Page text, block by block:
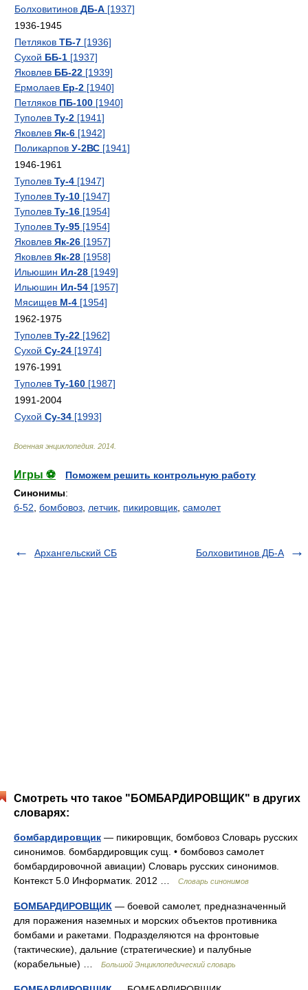
Болховитинов ДБ-А [1937]
1936-1945
Петляков ТБ-7 [1936]
Сухой ББ-1 [1937]
Яковлев ББ-22 [1939]
Ермолаев Ер-2 [1940]
Петляков ПБ-100 [1940]
Туполев Ту-2 [1941]
Яковлев Як-6 [1942]
Поликарпов У-2ВС [1941]
1946-1961
Туполев Ту-4 [1947]
Туполев Ту-10 [1947]
Туполев Ту-16 [1954]
Туполев Ту-95 [1954]
Яковлев Як-26 [1957]
Яковлев Як-28 [1958]
Ильюшин Ил-28 [1949]
Ильюшин Ил-54 [1957]
Мясищев М-4 [1954]
1962-1975
Туполев Ту-22 [1962]
Сухой Су-24 [1974]
1976-1991
Туполев Ту-160 [1987]
1991-2004
Сухой Су-34 [1993]
Военная энциклопедия 2014
Игры ⚽
Поможем решить контрольную работу
Синонимы:
б-52 бомбовоз летчик пикировщик самолет
Архангельский СБ Болховитинов ДБ-А
Смотреть что такое "БОМБАРДИРОВЩИК" в других
словарях:
бомбардировщик — пикировщик, бомбовоз Словарь русских
синонимов. бомбардировщик сущ. • бомбовоз самолет
бомбардировочной авиации) Словарь русских синонимов.
Контекст 5.0 Информатик. 2012 …
Словарь синонимов
БОМБАРДИРОВЩИК — боевой самолет, предназначенный
для поражения наземных и морских объектов противника
бомбами и ракетами. Подразделяются на фронтовые
(тактические), дальние (стратегические) и палубные
(корабельные) …
Большой Энциклопедический словарь